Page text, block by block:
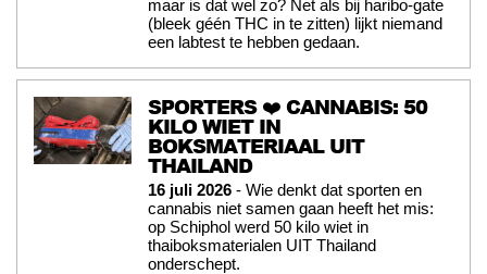
maar is dat wel zo? Net als bij haribo-gate
(bleek géén THC in te zitten) lijkt niemand
een labtest te hebben gedaan.
SPORTERS ❤️ CANNABIS: 50
KILO WIET IN
BOKSMATERIAAL UIT
THAILAND
16 juli 2026 - Wie denkt dat sporten en
cannabis niet samen gaan heeft het mis:
op Schiphol werd 50 kilo wiet in
thaiboksmaterialen UIT Thailand
onderschept.